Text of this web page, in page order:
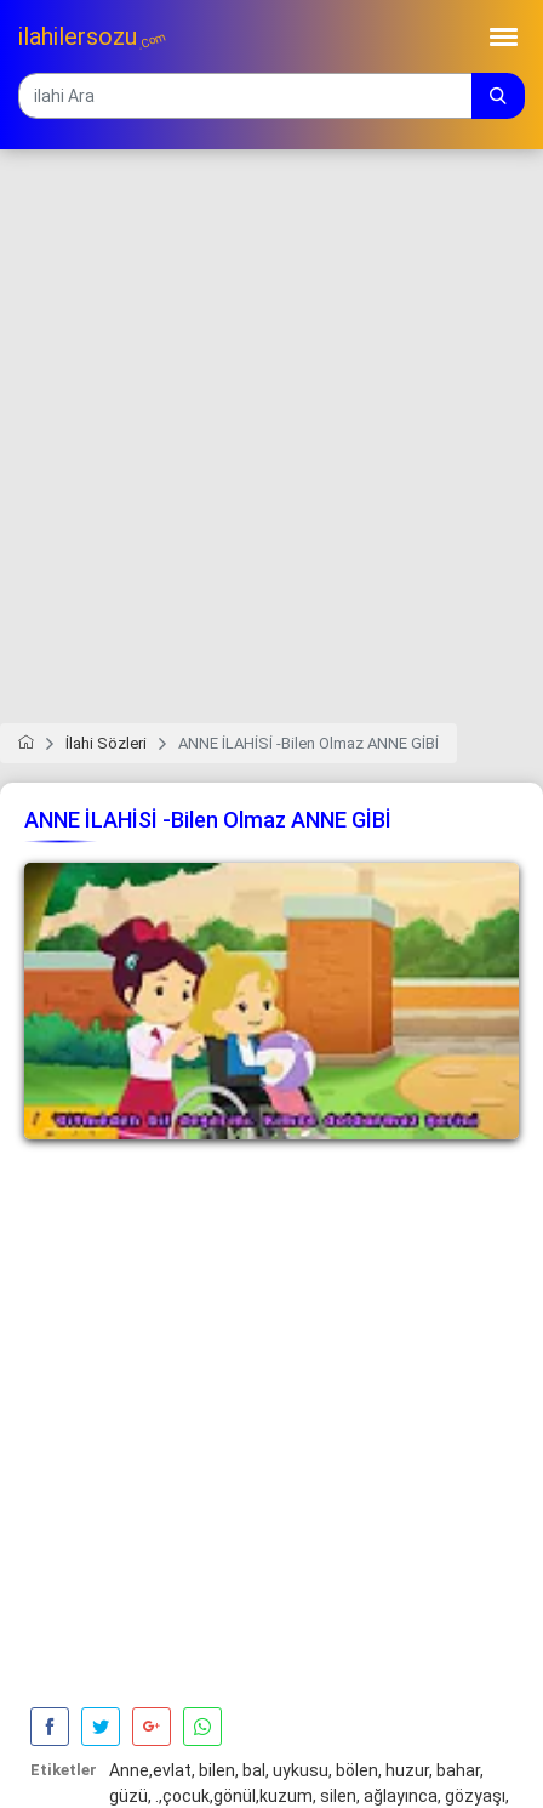
ilahilersozu.Com
İlahi Sözleri ANNE İLAHİSİ -Bilen Olmaz ANNE GİBİ
ANNE İLAHİSİ -Bilen Olmaz ANNE GİBİ
Etiketler
Anne,evlat, bilen, bal, uykusu, bölen, huzur, bahar,
güzü, .,çocuk,gönül,kuzum, silen, ağlayınca, gözyaşı,